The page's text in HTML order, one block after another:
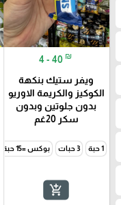
4 - 40 ₪
ويفر ستيك بنكهة
الكوكيز والكريمة الاوريو
بدون جلوتين وبدون
سكر 20غم
1 حبة 3 حبات بوكس =15 حبة
add_shopping_cart